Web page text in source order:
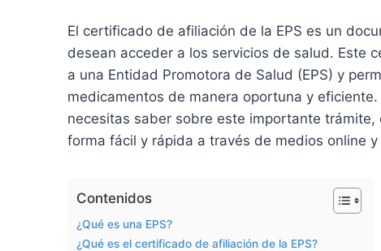
El certificado de afiliación de la EPS es un
desean acceder a los servicios de salud. Este
a una Entidad Promotora de Salud (EPS) y
medicamentos de manera oportuna y
necesitas saber sobre este importante
forma fácil y rápida a través de medios online
Contenidos
¿Qué es una EPS?
¿Qué es el certificado de afiliación de la EPS?